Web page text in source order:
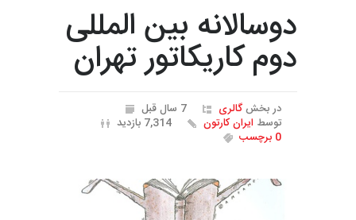
دوسالانه بین المللی
دوم کاریکاتور تهران
در بخشگالری
7 سال قبل
توسط ایران کارتون
7,314 بازدید
0 برچسب